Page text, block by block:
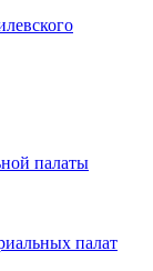
палаты
палат